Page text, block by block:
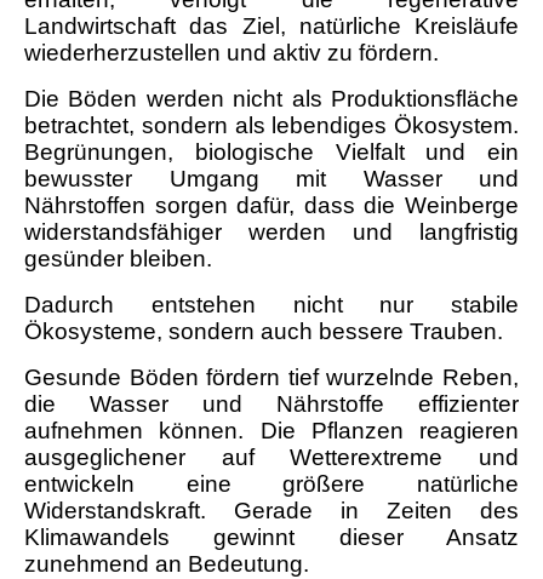
Landwirtschaft das Ziel, natürliche Kreisläufe
wiederherzustellen und aktiv zu fördern.
Die Böden werden nicht als Produktionsfläche
betrachtet, sondern als lebendiges Ökosystem.
Begrünungen, biologische Vielfalt und ein
bewusster Umgang mit Wasser und
Nährstoffen sorgen dafür, dass die Weinberge
widerstandsfähiger werden und langfristig
gesünder bleiben.
Dadurch entstehen nicht nur stabile
Ökosysteme, sondern auch bessere Trauben.
Gesunde Böden fördern tief wurzelnde Reben,
die Wasser und Nährstoffe effizienter
aufnehmen können. Die Pflanzen reagieren
ausgeglichener auf Wetterextreme und
entwickeln eine größere natürliche
Widerstandskraft. Gerade in Zeiten des
Klimawandels gewinnt dieser Ansatz
zunehmend an Bedeutung.